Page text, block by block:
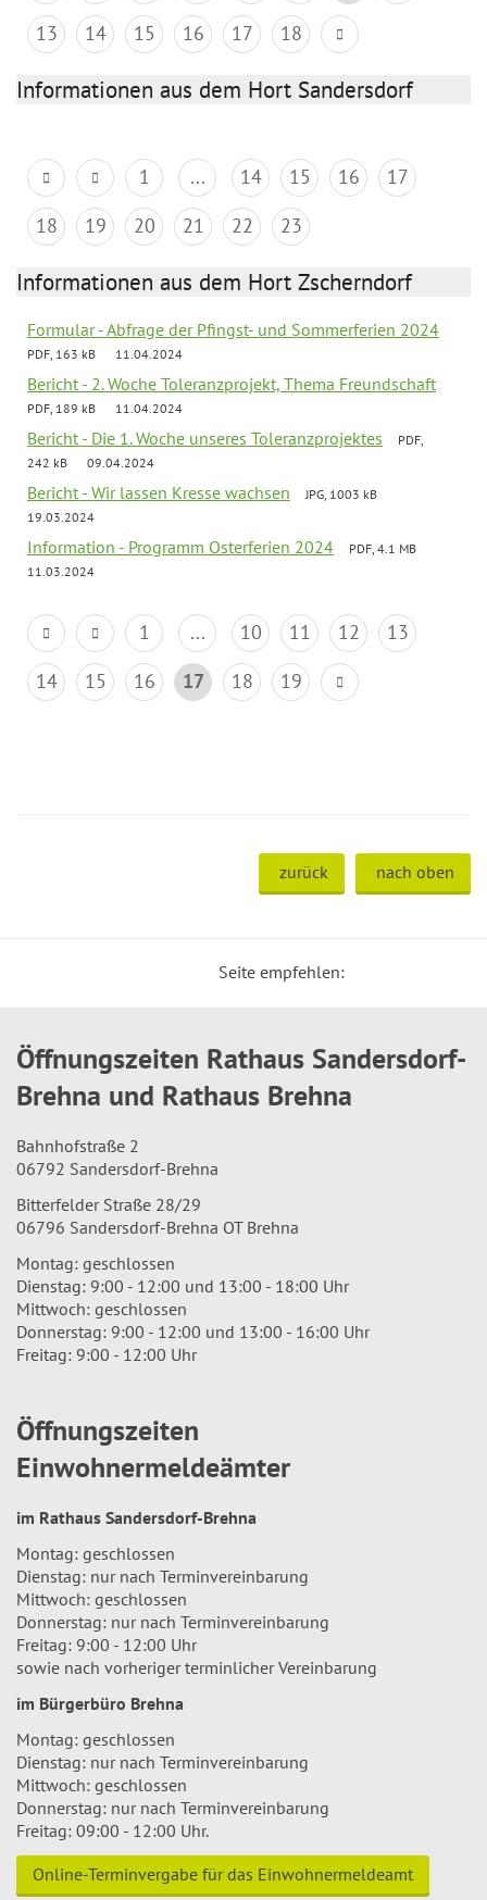
13
14 15 16 17 18
Informationen aus dem Hort Sandersdorf
1 ... 14 15 16
17
18
19 20 21 22 23
Informationen aus dem Hort Zscherndorf
Formular - Abfrage der Pfingst- und Sommerferien 2024
PDF, 163 kB 11.04.2024
Bericht - 2. Woche Toleranzprojekt, Thema Freundschaft
PDF, 189 kB 11.04.2024
Bericht - Die 1. Woche unseres Toleranzprojektes
PDF,
242 kB
09.04.2024
Bericht - Wir lassen Kresse wachsen
JPG, 1003 kB
19.03.2024
Information - Programm Osterferien 2024
PDF, 4.1 MB
11.03.2024
1 ... 10 11 12
13
14
15 16 17 18 19
zurück nach oben
Seite empfehlen:
Öffnungszeiten Rathaus Sandersdorf-
Brehna und Rathaus Brehna
Bahnhofstraße 2
06792 Sandersdorf-Brehna
Bitterfelder Straße 28/29
06796 Sandersdorf-Brehna OT Brehna
Montag: geschlossen
Dienstag: 9:00 - 12:00 und 13:00 - 18:00 Uhr
Mittwoch: geschlossen
Donnerstag: 9:00 - 12:00 und 13:00 - 16:00 Uhr
Freitag: 9:00 - 12:00 Uhr
Öffnungszeiten
Einwohnermeldeämter
im Rathaus Sandersdorf-Brehna
Montag: geschlossen
Dienstag: nur nach Terminvereinbarung
Mittwoch: geschlossen
Donnerstag: nur nach Terminvereinbarung
Freitag: 9:00 - 12:00 Uhr
sowie nach vorheriger terminlicher Vereinbarung
im Bürgerbüro Brehna
Montag: geschlossen
Dienstag: nur nach Terminvereinbarung
Mittwoch: geschlossen
Donnerstag: nur nach Terminvereinbarung
Freitag: 09:00 - 12:00 Uhr.
Online-Terminvergabe für das Einwohnermeldeamt